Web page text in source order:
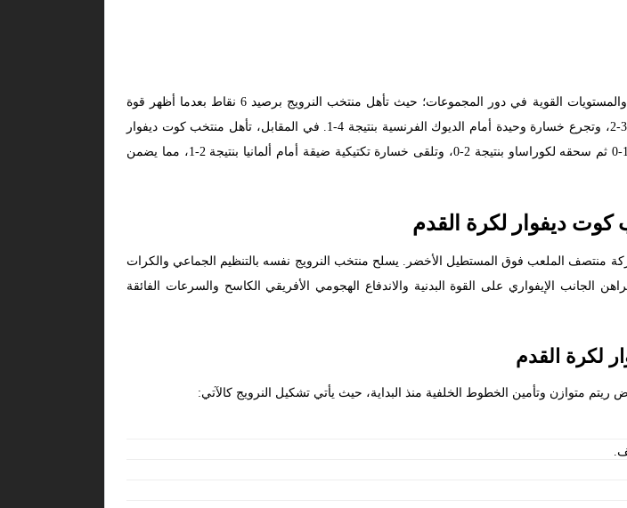
دخل كلا المنتخبين هذه الموقعة الإقصائية الحاسمة بعد مشوار حافل بالتقلبات الرقمية والمستويات القوية في دور المجموعات؛ حيث تأهل منتخب النرويج برصيد 6 نقاط بعدما أظهر قوة
هجومية ضاربة؛ إثر سحقه لمنتخب العراق بنتيجة 4-1 وفوزه المثير على السنغال بنتيجة 3-2، وتجرع خسارة وحيدة أمام الديوك الفرنسية بنتيجة 4-1. في المقابل، تأهل منتخب كوت ديفوار
برصيد 6 نقاط ثمينة أيضاً بعدما حقق انتصارين متتاليين؛ إثر تغلبه على الإكوادور بنتيجة 1-0 ثم سحقه لكوراساو بنتيجة 2-0، وتلقى خسارة تكتيكية ضيقة أمام ألمانيا بنتيجة 2-1، مما يضمن
كوت ديفوار لكرة القدم
منتصف الملعب فوق المستطيل الأخضر. يسلح منتخب النرويج نفسه بالتنظيم الجماعي والكرات
الجانب الإيفواري على القوة البدنية والاندفاع الهجومي الأفريقي الكاسح والسرعات الفائقة
لكرة القدم
متوازن وتأمين الخطوط الخلفية منذ البداية، حيث يأتي تشكيل النرويج كالآتي: